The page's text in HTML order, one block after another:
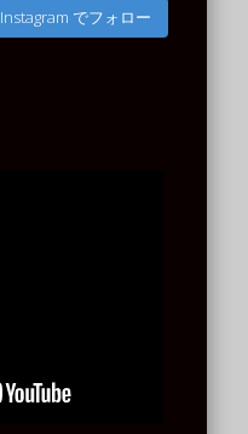
Instagram でフォロー